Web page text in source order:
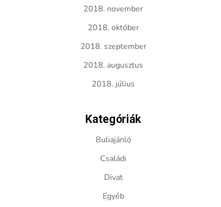
2018. november
2018. október
2018. szeptember
2018. augusztus
2018. július
Kategóriák
Buliajánló
Családi
Divat
Egyéb